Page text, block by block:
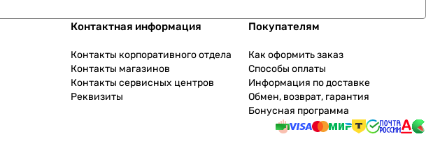
Контактная информация
Контакты корпоративного отдела
Контакты магазинов
Контакты сервисных центров
Реквизиты
Покупателям
Как оформить заказ
Способы оплаты
Информация по доставке
Обмен, возврат, гарантия
Бонусная программа